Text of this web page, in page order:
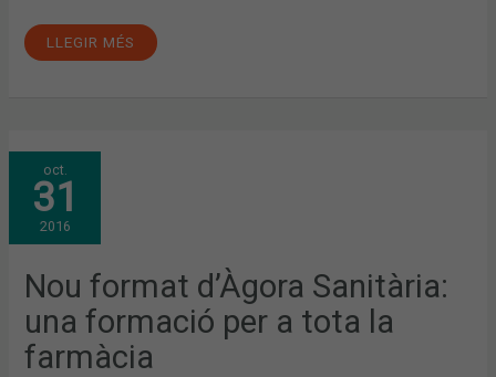
LLEGIR MÉS
oct.
31
2016
Nou format d’Àgora Sanitària:
una formació per a tota la
farmàcia
NOU
FORMAT
D’ÀGORA
SANITÀRIA:
UNA
FORMACIÓ
PER
LA
FARMÀCIA